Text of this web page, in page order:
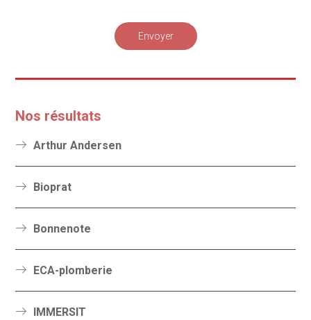
Envoyer
Nos résultats
Arthur Andersen
Bioprat
Bonnenote
ECA-plomberie
IMMERSIT